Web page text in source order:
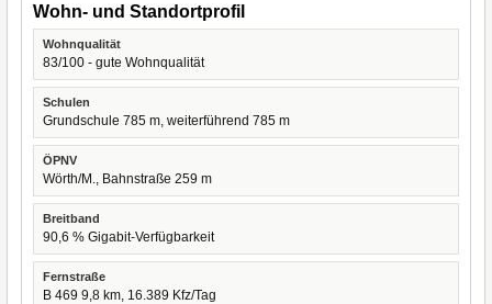
Wohn- und Standortprofil
Wohnqualität
83/100 - gute Wohnqualität
Schulen
Grundschule 785 m, weiterführend 785 m
ÖPNV
Wörth/M., Bahnstraße 259 m
Breitband
90,6 % Gigabit-Verfügbarkeit
Fernstraße
B 469 9,8 km, 16.389 Kfz/Tag